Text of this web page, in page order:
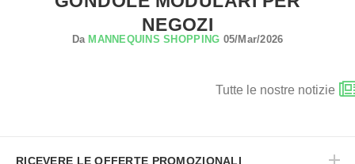
NEGOZI
Da MANNEQUINS SHOPPING 05/Mar/2026
Tutte le nostre notizie
RICEVERE LE OFFERTE PROMOZIONALI